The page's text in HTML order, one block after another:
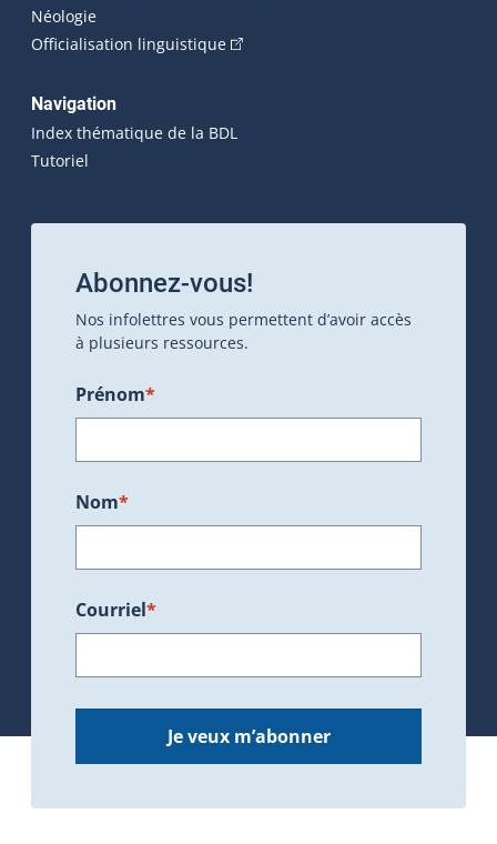
Néologie
Officialisation linguistique(Cet hyperlien externe s'ouvrira
Navigation
Index thématique de la BDL
Tutoriel
Abonnez-vous!
Nos infolettres vous permettent d’avoir accès
à plusieurs ressources.
Prénom*
Nom*
Courriel*
Je veux m’abonner